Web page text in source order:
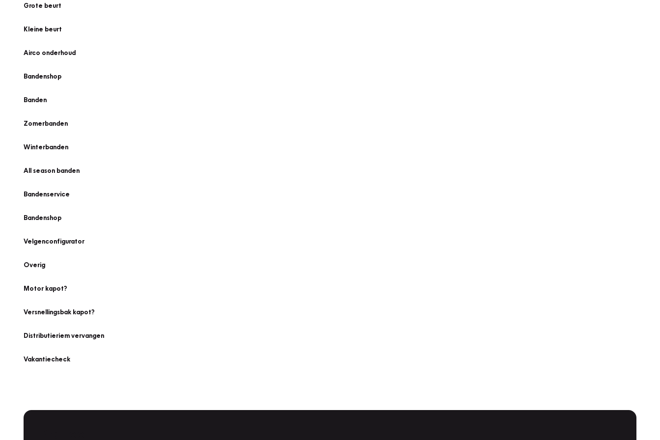
Grote beurt
Kleine beurt
Airco onderhoud
Bandenshop
Banden
Zomerbanden
Winterbanden
All season banden
Bandenservice
Bandenshop
Velgenconfigurator
Overig
Motor kapot?
Versnellingsbak kapot?
Distributieriem vervangen
Vakantiecheck